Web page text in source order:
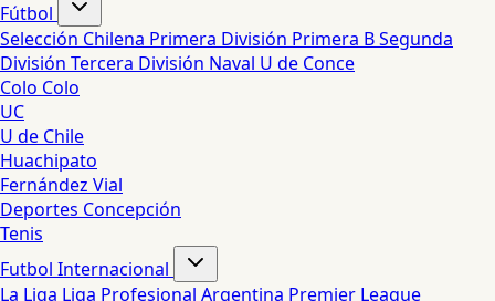
Fútbol
Selección Chilena Primera División Primera BSegunda
División Tercera División Naval U de Conce
Colo Colo
UC
U de Chile
Huachipato
Fernández Vial
Deportes Concepción
Tenis
Futbol Internacional
La Liga Liga Profesional Argentina Premier League